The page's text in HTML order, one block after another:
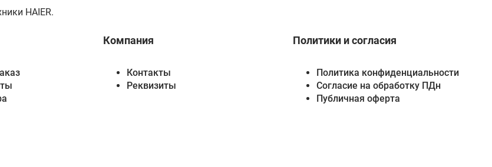
HAIER.
Компания
Контакты
Реквизиты
Политики и согласия
Политика конфиденциальности
Согласие на обработку ПДн
Публичная оферта